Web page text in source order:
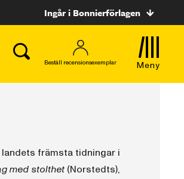
Ingår i Bonnierförlagen
Beställ recensionsexemplar Meny
främsta tidningar i
med stolthet(Norstedts),